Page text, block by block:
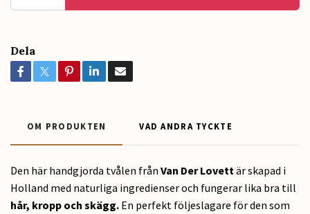
Dela
OM PRODUKTEN VAD ANDRA TYCKTE
Den här handgjorda tvålen från Van Der Lovett är skapad i
Holland med naturliga ingredienser och fungerar lika bra till
hår, kropp och skägg. En perfekt följeslagare för den som